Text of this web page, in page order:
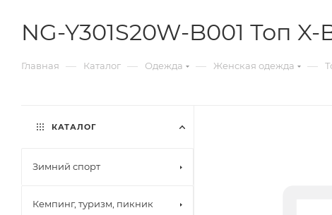
NG-Y301S20W-B001 Топ
Главная — Каталог — Одежда — Женская одежда —
КАТАЛОГ
Зимний спорт
Кемпинг, туризм, пикник